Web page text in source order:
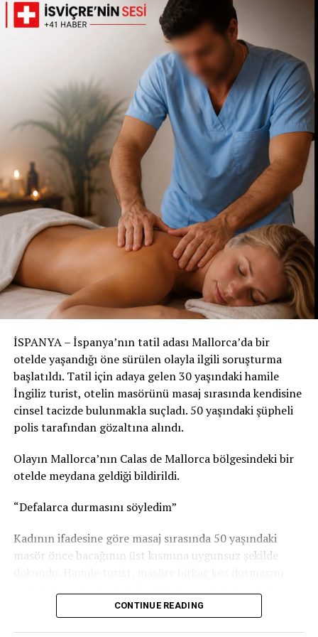
nitelendiriyor.
2. Destekleyen Cephe: “Eğlenmenin ve Yaşam Tarzının
Öte yandan görüntüleri doğal bulan ve destekleyen kitle
ise bireysel özgürlükler penceresinden bakıyor. Bir
kadının inancı veya giyim tarzı ne olursa olsun tatil
yapma, ekstrem sporlarla heyecan yaşama ve
eşiyle/partneriyle anı biriktirme hakkı olduğu
vurgulanıyor. Bu görüşü savunanlar, kimsenin bir
başkasının dini hassasiyetleri üzerinden “ahlak bekçiliği”
yapmaması gerektiğini, olayın sadece cesaret ve eğlence
odaklı bir deniz aktivitesi olarak görülmesi gerektiğini
belirtiyor.
Özetle; Alanya semalarında çekilen bu kısa video,
modern yaşamın getirdiği sosyal medya kültürü ile
geleneksel ve dini değerlerin çakıştığı noktada toplumun
olaya ne kadar farklı açılardan bakabildiğini bir kez daha
gözler önüne seriyor.
İSPANYA – İspanya’nın tatil adası Mallorca’da bir
otelde yaşandığı öne sürülen olayla ilgili soruşturma
başlatıldı. Tatil için adaya gelen 30 yaşındaki hamile
İngiliz turist, otelin masörünü masaj sırasında kendisine
cinsel tacizde bulunmakla suçladı. 50 yaşındaki şüpheli
polis tarafından gözaltına alındı.
Olayın Mallorca’nın Calas de Mallorca bölgesindeki bir
otelde meydana geldiği bildirildi.
“Defalarca durmasını söyledim”
Kadının ifadesine göre masaj sırasında 50 yaşındaki
masör önce bacağının üst kısmına uygunsuz şekilde
dokunuşlarını sürdürdüğünü öne sürdü.
CONTINUE READING